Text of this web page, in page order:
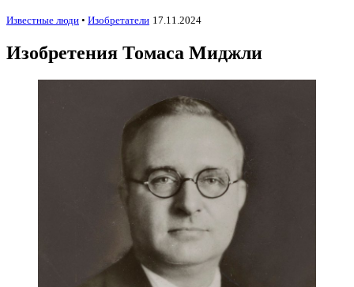
Известные люди • Изобретатели 17.11.2024
Изобретения Томаса Миджли